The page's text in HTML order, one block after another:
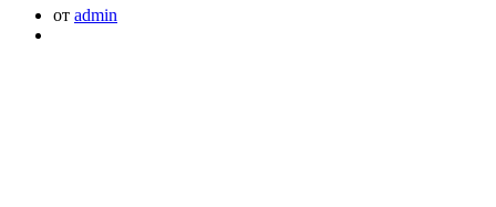
от admin